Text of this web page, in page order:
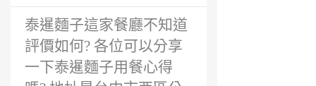
泰暹麵子這家餐廳不知道
評價如何? 各位可以分享
一下泰暹麵子用餐心得